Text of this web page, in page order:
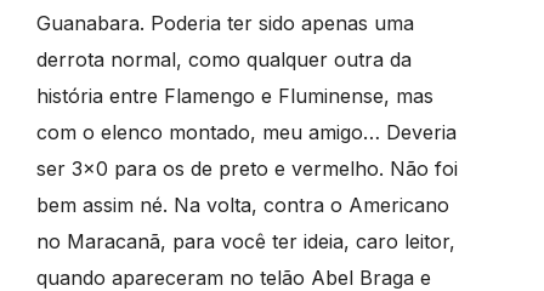
Guanabara. Poderia ter sido apenas uma
derrota normal, como qualquer outra da
história entre Flamengo e Fluminense, mas
com o elenco montado, meu amigo… Deveria
ser 3×0 para os de preto e vermelho. Não foi
bem assim né. Na volta, contra o Americano
no Maracanã, para você ter ideia, caro leitor,
quando apareceram no telão Abel Braga e